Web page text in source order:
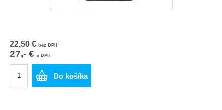
22,50 € bez DPH
27,- € s DPH
Do košíka